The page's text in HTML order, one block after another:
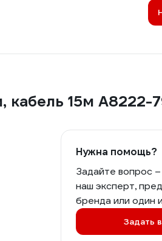
15м A8222-
Нужна помощь?
Задайте вопрос
наш эксперт,
бренда или один
Задать